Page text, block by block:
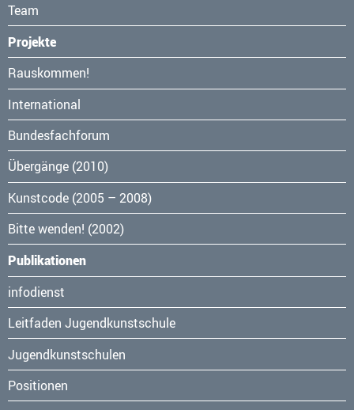
Team
Projekte
Navigation
überspringen
Rauskommen!
International
Bundesfachforum
Übergänge (2010)
Kunstcode (2005 – 2008)
Bitte wenden! (2002)
Publikationen
Navigation
überspringen
infodienst
Leitfaden Jugendkunstschule
Jugendkunstschulen
Positionen